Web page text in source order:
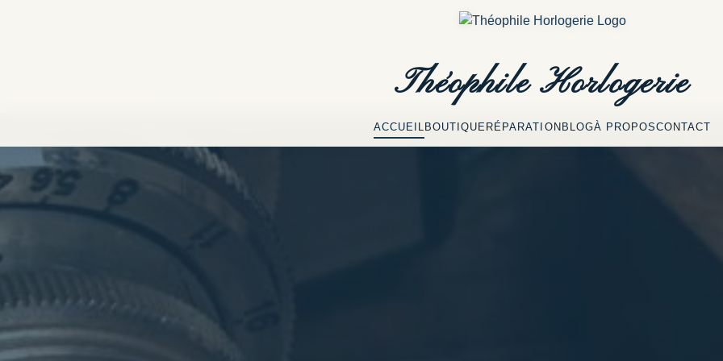
ACCUEIL BOUTIQUE RÉPARATION BLOGÀ PROPOSCONTACT
ThéophileHorlogerie